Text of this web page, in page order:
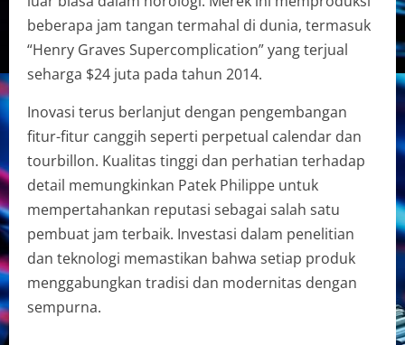
beberapa jam tangan termahal di dunia, termasuk
“Henry Graves Supercomplication” yang terjual
seharga $24 juta pada tahun 2014.
Inovasi terus berlanjut dengan pengembangan
fitur-fitur canggih seperti perpetual calendar dan
tourbillon. Kualitas tinggi dan perhatian terhadap
detail memungkinkan Patek Philippe untuk
mempertahankan reputasi sebagai salah satu
pembuat jam terbaik. Investasi dalam penelitian
dan teknologi memastikan bahwa setiap produk
menggabungkan tradisi dan modernitas dengan
sempurna.